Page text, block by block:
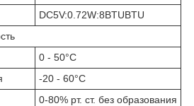
DC5V:0.72W:8BTUBTU
0 - 50°C
-20 - 60°C
0-80% рт. ст. без образования